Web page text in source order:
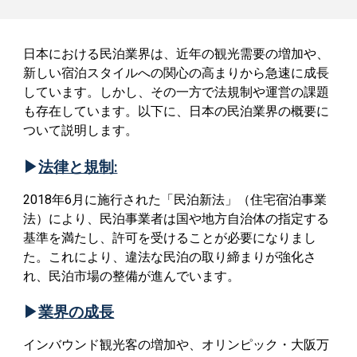
日本における民泊業界は、近年の観光需要の増加や、
新しい宿泊スタイルへの関心の高まりから急速に成長
しています。しかし、その一方で法規制や運営の課題
も存在しています。以下に、日本の民泊業界の概要に
ついて説明します。
▶法律と規制:
2018年6月に施行された「民泊新法」（住宅宿泊事業
法）により、民泊事業者は国や地方自治体の指定する
基準を満たし、許可を受けることが必要になりまし
た。これにより、違法な民泊の取り締まりが強化さ
れ、民泊市場の整備が進んでいます。
▶業界の成長
インバウンド観光客の増加や、オリンピック・ 大阪万